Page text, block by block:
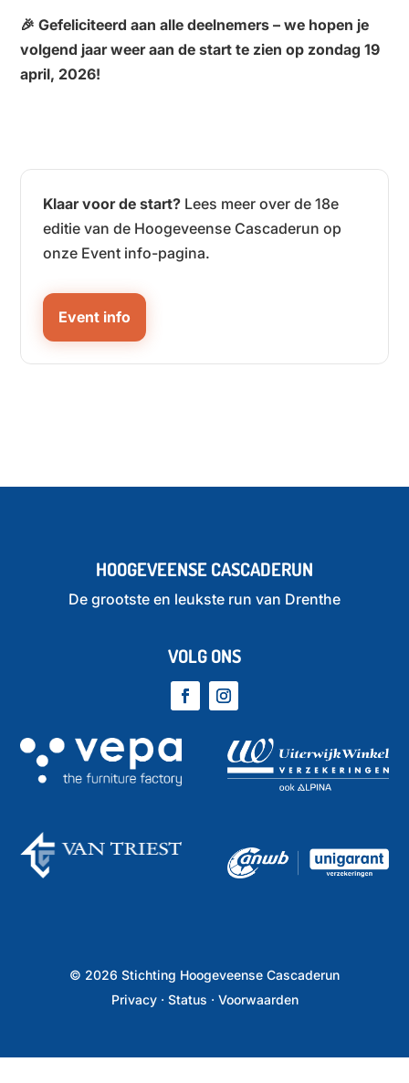
🎉 Gefeliciteerd aan alle deelnemers – we hopen je
volgend jaar weer aan de start te zien op zondag 19
april, 2026!
Klaar voor de start? Lees meer over de 18e
editie van de Hoogeveense Cascaderun op
onze Event info-pagina.
Event info
HOOGEVEENSE CASCADERUN
De grootste en leukste run van Drenthe
VOLG ONS
© 2026 Stichting Hoogeveense Cascaderun
Privacy· Status · Voorwaarden